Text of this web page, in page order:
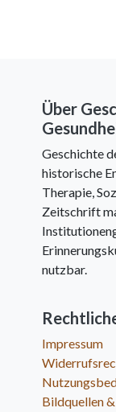
Über
Geschichte
historische
Therapie,
Zeitschrift
nutzbar.
Impressum
Bildquellen